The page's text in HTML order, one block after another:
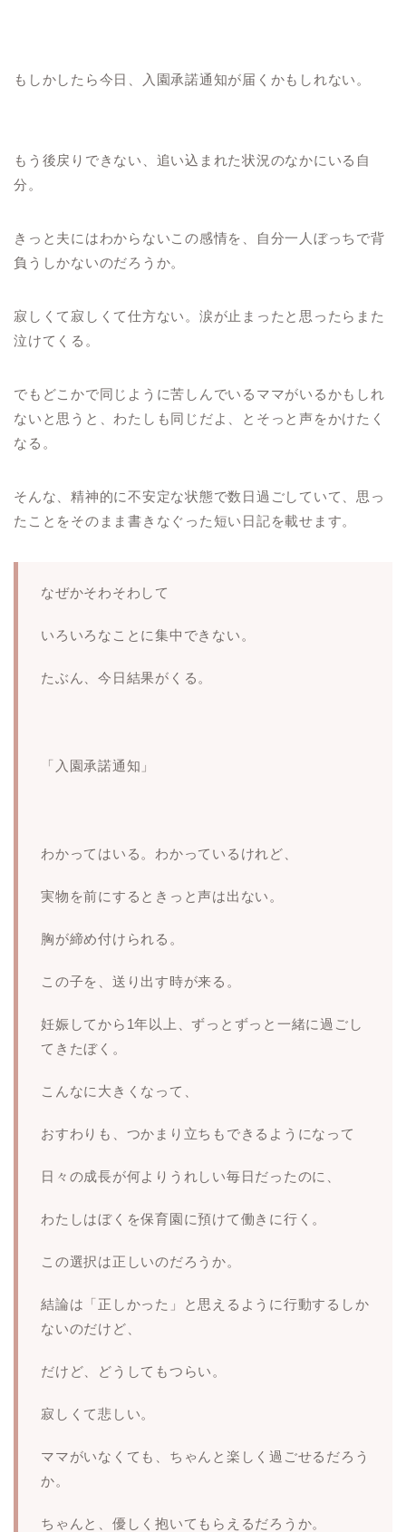
もしかしたら今日、入園承諾通知が届くかもしれない。
もう後戻りできない、追い込まれた状況のなかにいる自
分。
きっと夫にはわからないこの感情を、自分一人ぼっちで背
負うしかないのだろうか。
寂しくて寂しくて仕方ない。涙が止まったと思ったらまた
泣けてくる。
でもどこかで同じように苦しんでいるママがいるかもしれ
ないと思うと、わたしも同じだよ、とそっと声をかけたく
なる。
そんな、精神的に不安定な状態で数日過ごしていて、思っ
たことをそのまま書きなぐった短い日記を載せます。
なぜかそわそわして
いろいろなことに集中できない。
たぶん、今日結果がくる。
「入園承諾通知」
わかってはいる。わかっているけれど、
実物を前にするときっと声は出ない。
胸が締め付けられる。
この子を、送り出す時が来る。
妊娠してから1年以上、ずっとずっと一緒に過ごし
てきたぼく。
こんなに大きくなって、
おすわりも、つかまり立ちもできるようになって
日々の成長が何よりうれしい毎日だったのに、
わたしはぼくを保育園に預けて働きに行く。
この選択は正しいのだろうか。
結論は「正しかった」と思えるように行動するしか
ないのだけど、
だけど、どうしてもつらい。
寂しくて悲しい。
ママがいなくても、ちゃんと楽しく過ごせるだろう
か。
ちゃんと、優しく抱いてもらえるだろうか。